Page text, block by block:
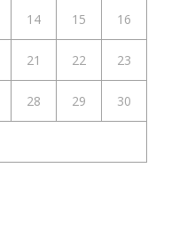
14 15 16
21 22 23
28 29 30